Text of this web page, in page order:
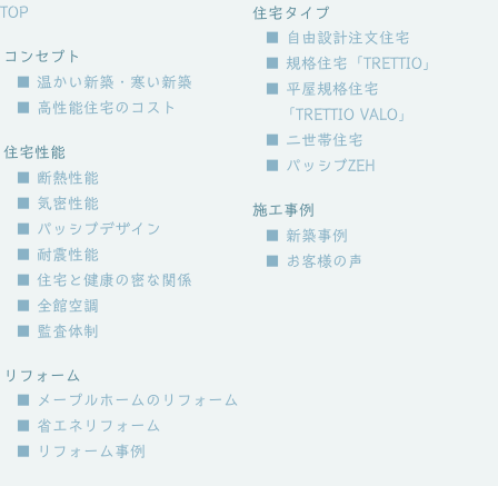
TOP
コンセプト
■ 温かい新築・寒い新築
■ 高性能住宅のコスト
住宅性能
■ 断熱性能
■ 気密性能
■ パッシブデザイン
■ 耐震性能
■ 住宅と健康の密な関係
■ 全館空調
■ 監査体制
住宅タイプ
■ 自由設計注文住宅
■ 規格住宅「TRETTIO」
■ 平屋規格住宅
「TRETTIO VALO」
■ 二世帯住宅
■ パッシブZEH
施工事例
■ 新築事例
■ お客様の声
リフォーム
■ メープルホームのリフォーム
■ 省エネリフォーム
■ リフォーム事例